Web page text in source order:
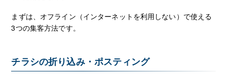
まずは、オフライン（インターネットを利用しない）で使える
3つの集客方法です。
チラシの折り込み・ポスティング